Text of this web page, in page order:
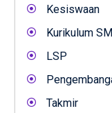
Kesiswaan
Kurikulum
LSP
Takmir